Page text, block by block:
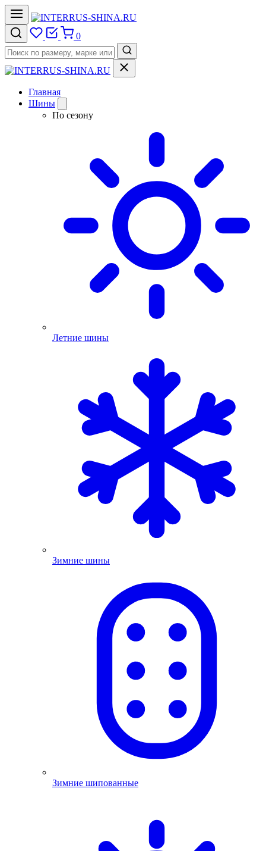
0
Главная
Шины
По сезону
Летние шины
Зимние шины
Зимние шипованные